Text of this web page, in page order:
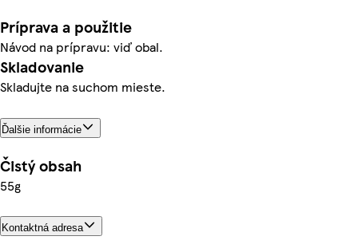
Príprava a použitie
Návod na prípravu: viď obal.
Skladovanie
Skladujte na suchom mieste.
Ďalšie informácie
Čistý obsah
55g
Kontaktná adresa